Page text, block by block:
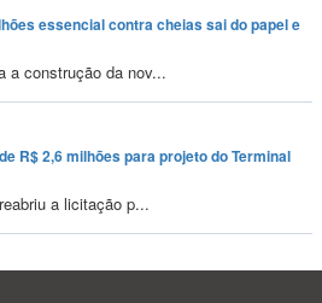
essencial contra cheias sai do papel e
a construção da nov...
R$ 2,6 milhões para projeto do Terminal
a licitação p...